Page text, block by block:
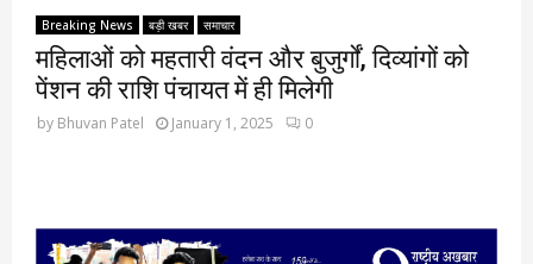
Breaking News बड़ी खबर समाचार
महिलाओं को महतारी वंदन और बुजुर्गों, दिव्यांगों को
पेंशन की राशि पंचायत में ही मिलेगी
by Bhuvan Patel January 1, 2025 0